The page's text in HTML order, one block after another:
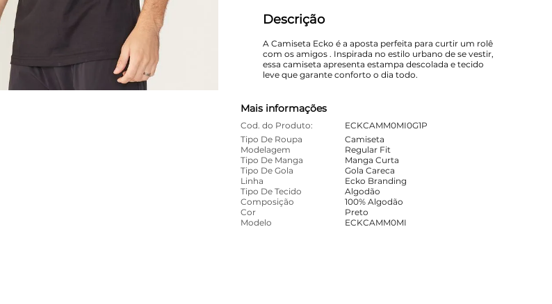
Descrição
A Camiseta Ecko é a aposta perfeita para curtir um rolê
com os amigos . Inspirada no estilo urbano de se vestir,
essa camiseta apresenta estampa descolada e tecido
leve que garante conforto o dia todo.
Mais informações
Cod. do Produto:
ECKCAMM0MI0G1P
Tipo De Roupa
Camiseta
Modelagem
Regular Fit
Tipo De Manga
Manga Curta
Tipo De Gola
Gola Careca
Linha
Ecko Branding
Tipo De Tecido
Algodão
Composição
100% Algodão
Cor
Preto
Modelo
ECKCAMM0MI